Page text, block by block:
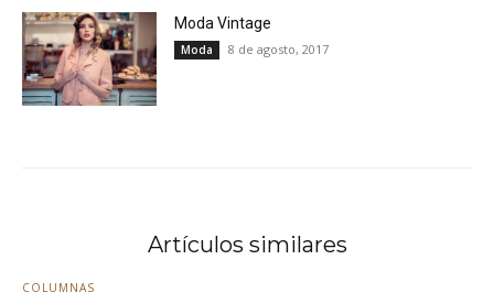
Moda Vintage
Moda 8 de agosto, 2017
Artículos similares
COLUMNAS